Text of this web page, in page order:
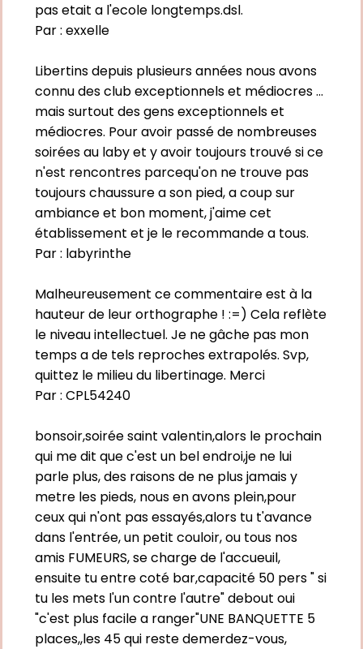
pas etait a l'ecole longtemps.dsl.
Par : exxelle
Libertins depuis plusieurs années nous avons
connu des club exceptionnels et médiocres ...
mais surtout des gens exceptionnels et
médiocres. Pour avoir passé de nombreuses
soirées au laby et y avoir toujours trouvé si ce
n'est rencontres parcequ'on ne trouve pas
toujours chaussure a son pied, a coup sur
ambiance et bon moment, j'aime cet
établissement et je le recommande a tous.
Par : labyrinthe
Malheureusement ce commentaire est à la
hauteur de leur orthographe ! :=) Cela reflète
le niveau intellectuel. Je ne gâche pas mon
temps a de tels reproches extrapolés. Svp,
quittez le milieu du libertinage. Merci
Par : CPL54240
bonsoir,soirée saint valentin,alors le prochain
qui me dit que c'est un bel endroi,je ne lui
parle plus, des raisons de ne plus jamais y
metre les pieds, nous en avons plein,pour
ceux qui n'ont pas essayés,alors tu t'avance
dans l'entrée, un petit couloir, ou tous nos
amis FUMEURS, se charge de l'accueuil,
ensuite tu entre coté bar,capacité 50 pers " si
tu les mets l'un contre l'autre" debout oui
"c'est plus facile a ranger"UNE BANQUETTE 5
places,,les 45 qui reste demerdez-vous,